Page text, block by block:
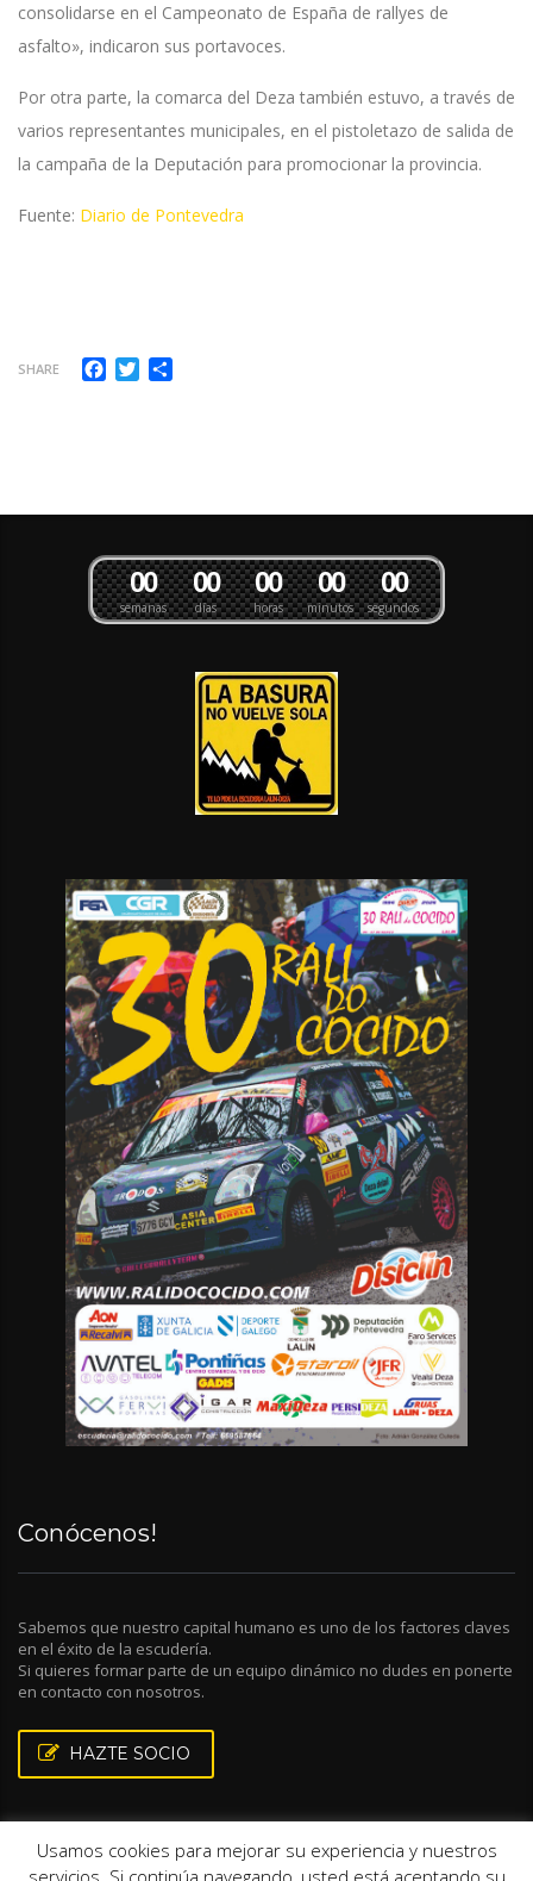
consolidarse en el Campeonato de España de rallyes de
asfalto», indicaron sus portavoces.
Por otra parte, la comarca del Deza también estuvo, a través de
varios representantes municipales, en el pistoletazo de salida de
la campaña de la Deputación para promocionar la provincia.
Fuente: Diario de Pontevedra
SHARE Facebook
Twitter
semanas
00
días
00
horas
00
minutos
00
segundos
00
Conócenos!
Sabemos que nuestro capital humano es uno de los factores claves
en el éxito de la escudería.
Si quieres formar parte de un equipo dinámico no dudes en ponerte
en contacto con nosotros.
HAZTE SOCIO
Usamos cookies para mejorar su experiencia y nuestros
servicios. Si continúa navegando, usted está aceptando su